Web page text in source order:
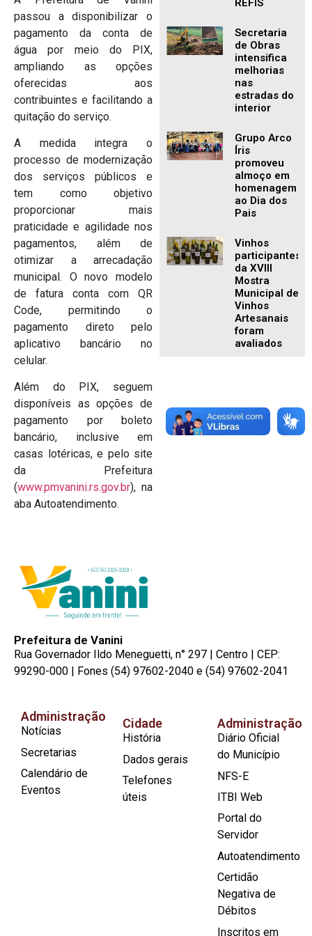
passou a disponibilizar o
pagamento da conta de
água por meio do PIX,
ampliando as opções
oferecidas aos
contribuintes e facilitando a
quitação do serviço.
A medida integra o
processo de modernização
dos serviços públicos e
tem como objetivo
proporcionar mais
praticidade e agilidade nos
pagamentos, além de
otimizar a arrecadação
municipal. O novo modelo
de fatura conta com QR
Code, permitindo o
pagamento direto pelo
aplicativo bancário no
celular.
Além do PIX, seguem
disponíveis as opções de
pagamento por boleto
bancário, inclusive em
casas lotéricas, e pelo site
da Prefeitura
(www.pmvanini.rs.gov.br), na
aba Autoatendimento.
REFIS
Secretaria
de Obras
intensifica
melhorias
nas
estradas do
interior
Grupo Arco
Íris
promoveu
almoço em
homenagem
ao Dia dos
Pais
Vinhos
participantes
da XVIII
Mostra
Municipal de
Vinhos
Artesanais
foram
avaliados
Prefeitura de Vanini
Rua Governador Ildo Meneguetti, n° 297 | Centro | CEP:
99290-000 | Fones (54) 97602-2040 e (54) 97602-2041
Administração
Notícias
Secretarias
Calendário de
Eventos
Cidade
História
Dados gerais
Telefones
úteis
Administração
Diário Oficial
do Município
NFS-E
ITBI Web
Portal do
Servidor
Autoatendimento
Certidão
Negativa de
Débitos
Inscritos em